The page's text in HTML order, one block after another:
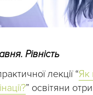
Рівність
лекції “Як
” освітяни